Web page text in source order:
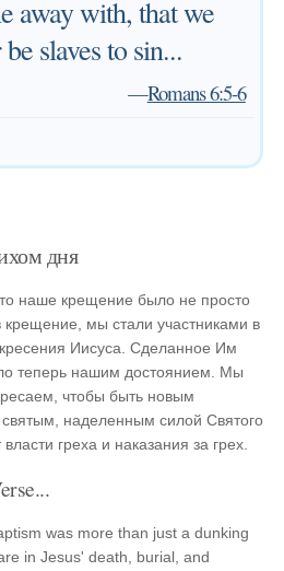
away with, that we
slaves to sin...
—Romans 6:5-6
дня
наше крещение было не просто
мы стали участниками в
Иисуса. Сделанное Им
теперь нашим достоянием. Мы
чтобы быть новым
наделенным силой Святого
греха и наказания за грех.
was more than just a dunking
in Jesus' death, burial, and